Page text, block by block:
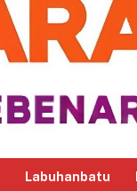
Labuhanbatu